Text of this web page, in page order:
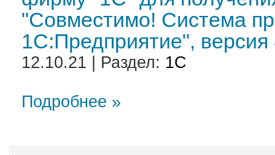
"Совместимо! Система
1С:Предприятие", версия
12.10.21 | Раздел: 1С
Подробнее »